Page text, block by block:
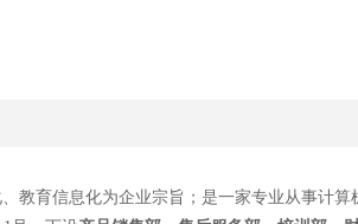
教育信息化为企业宗旨；是一家专业从事计